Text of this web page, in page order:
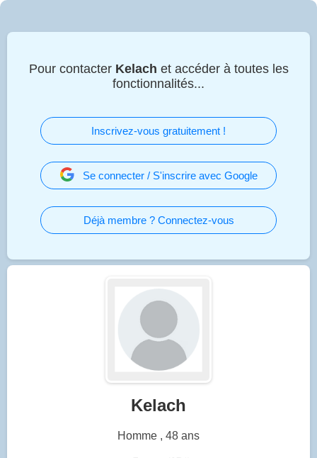
Pour contacter Kelach et accéder à toutes les
fonctionnalités...
Inscrivez-vous gratuitement !
Se connecter / S'inscrire avec Google
Déjà membre ? Connectez-vous
Kelach
Homme , 48 ans